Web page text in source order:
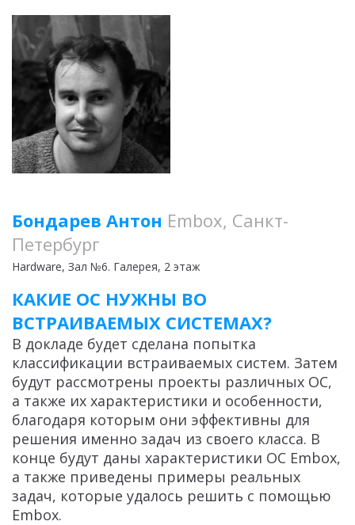
Бондарев Антон Embox, Санкт-
Петербург
Hardware, Зал №6. Галерея, 2 этаж
КАКИЕ ОС НУЖНЫ ВО
ВСТРАИВАЕМЫХ СИСТЕМАХ?
В докладе будет сделана попытка
классификации встраиваемых систем. Затем
будут рассмотрены проекты различных ОС,
а также их характеристики и особенности,
благодаря которым они эффективны для
решения именно задач из своего класса. В
конце будут даны характеристики ОС Embox,
а также приведены примеры реальных
задач, которые удалось решить с помощью
Embox.